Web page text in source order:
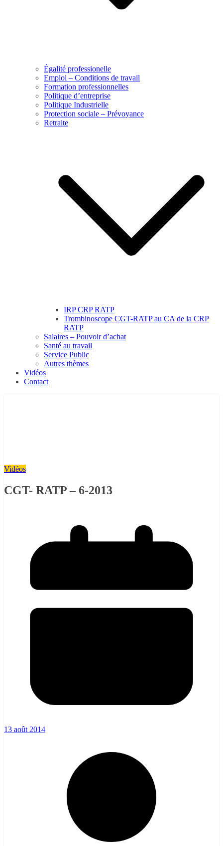
Égalité professionelle
Emploi – Conditions de travail
Formation professionnelles
Politique d’entreprise
Politique Industrielle
Protection sociale – Prévoyance
Retraite
IRP CRP RATP
Trombinoscope CGT-RATP au CA de la CRP
RATP
Salaires – Pouvoir d’achat
Santé au travail
Service Public
Autres thèmes
Vidéos
Contact
Vidéos
CGT- RATP – 6-2013
13 août 2014